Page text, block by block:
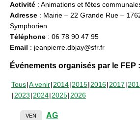
Activité : Animations et fêtes
Adresse : Mairie – 22 Grande Rue –
Symphorien
Téléphone : 06 78 90 47 95
Email : jeanpierre.dbjay@sfr.fr
Événements organisés par le FEP :
Tous A venir 2014 2015 2016 2017
2023 2024 2025 2026
VEN AG